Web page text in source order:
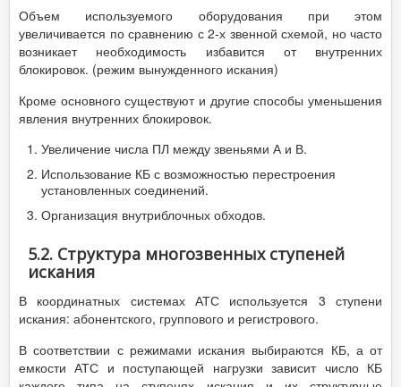
Объем используемого оборудования при этом
увеличивается по сравнению с 2-х звенной схемой, но часто
возникает необходимость избавится от внутренних
блокировок. (режим вынужденного искания)
Кроме основного существуют и другие способы уменьшения
явления внутренних блокировок.
Увеличение числа ПЛ между звеньями А и В.
Использование КБ с возможностью перестроения
установленных соединений.
Организация внутриблочных обходов.
5.2. Структура многозвенных ступеней
искания
В координатных системах АТС используется 3 ступени
искания: абонентского, группового и регистрового.
В соответствии с режимами искания выбираются КБ, а от
емкости АТС и поступающей нагрузки зависит число КБ